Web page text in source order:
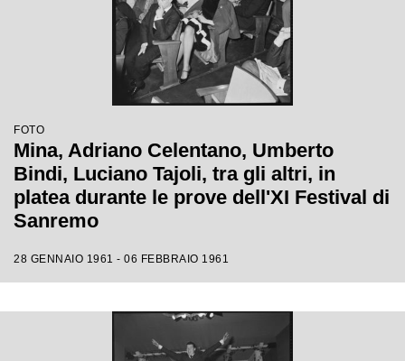
FOTO
Mina, Adriano Celentano, Umberto
Bindi, Luciano Tajoli, tra gli altri, in
platea durante le prove dell'XI Festival di
Sanremo
28 GENNAIO 1961 - 06 FEBBRAIO 1961